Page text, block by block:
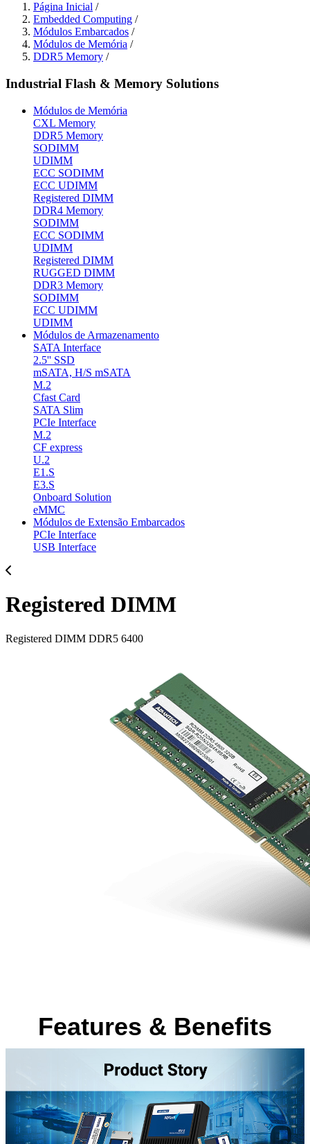
Página Inicial /
Embedded Computing /
Módulos Embarcados /
Módulos de Memória /
DDR5 Memory /
Industrial Flash & Memory Solutions
Módulos de Memória
CXL Memory
DDR5 Memory
SODIMM
UDIMM
ECC SODIMM
ECC UDIMM
Registered DIMM
DDR4 Memory
SODIMM
ECC SODIMM
UDIMM
Registered DIMM
RUGGED DIMM
DDR3 Memory
SODIMM
ECC UDIMM
UDIMM
Módulos de Armazenamento
SATA Interface
2.5'' SSD
mSATA, H/S mSATA
M.2
Cfast Card
SATA Slim
PCIe Interface
M.2
CF express
U.2
E1.S
E3.S
Onboard Solution
eMMC
Módulos de Extensão Embarcados
PCIe Interface
USB Interface
Registered DIMM
Registered DIMM DDR5 6400
Features & Benefits